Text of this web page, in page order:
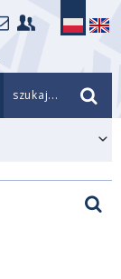
szukaj...